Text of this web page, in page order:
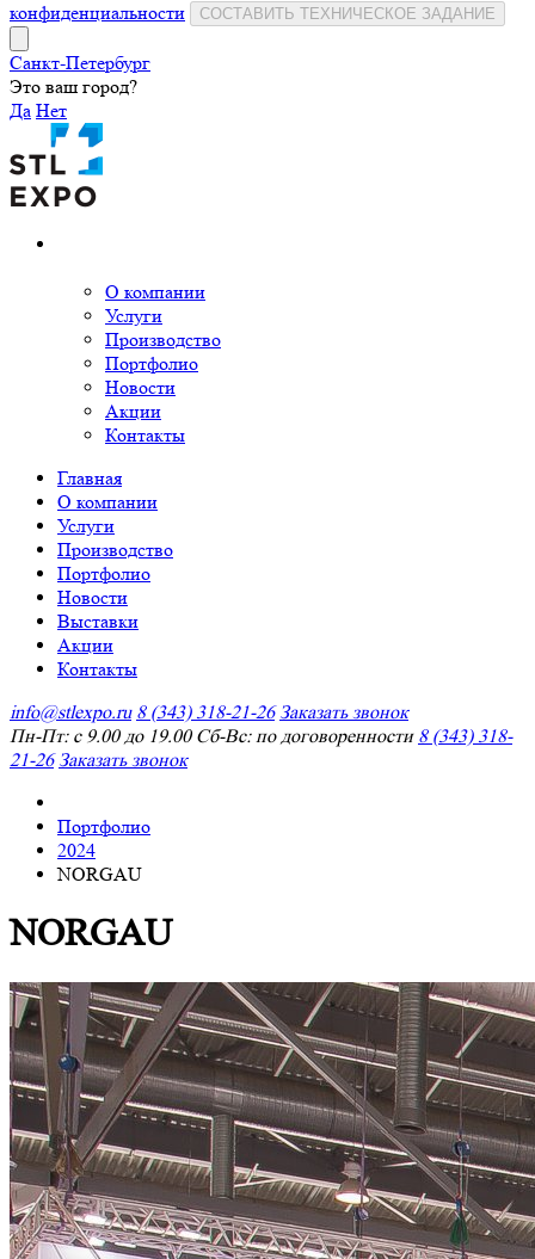
конфиденциальности
СОСТАВИТЬ ТЕХНИЧЕСКОЕ ЗАДАНИЕ
Санкт-Петербург
Это ваш город?
Да Нет
О компании
Услуги
Производство
Портфолио
Новости
Акции
Контакты
Главная
О компании
Услуги
Производство
Портфолио
Новости
Выставки
Акции
Контакты
info@stlexpo.ru 8 (343) 318-21-26 Заказать звонок
Пн-Пт: с 9.00 до 19.00 Сб-Вс: по договоренности 8 (343) 318-
21-26 Заказать звонок
Портфолио
2024
NORGAU
NORGAU